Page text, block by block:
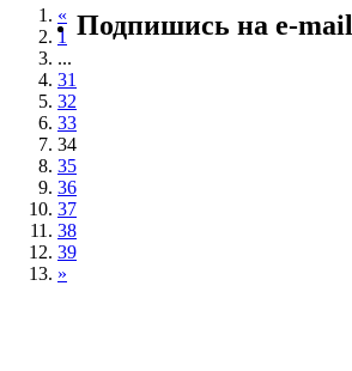
«
1
...
31
32
33
34
35
36
37
38
39
»
Подпишись на e-mail